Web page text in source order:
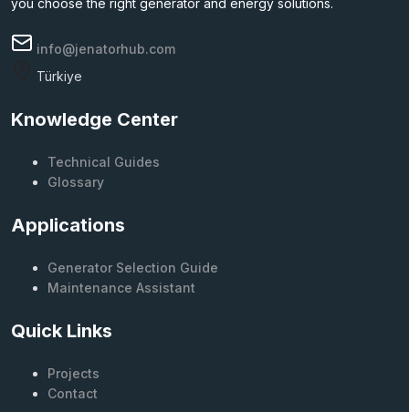
info@jenatorhub.com
Türkiye
Knowledge Center
Technical Guides
Glossary
Applications
Generator Selection Guide
Maintenance Assistant
Quick Links
Projects
Contact